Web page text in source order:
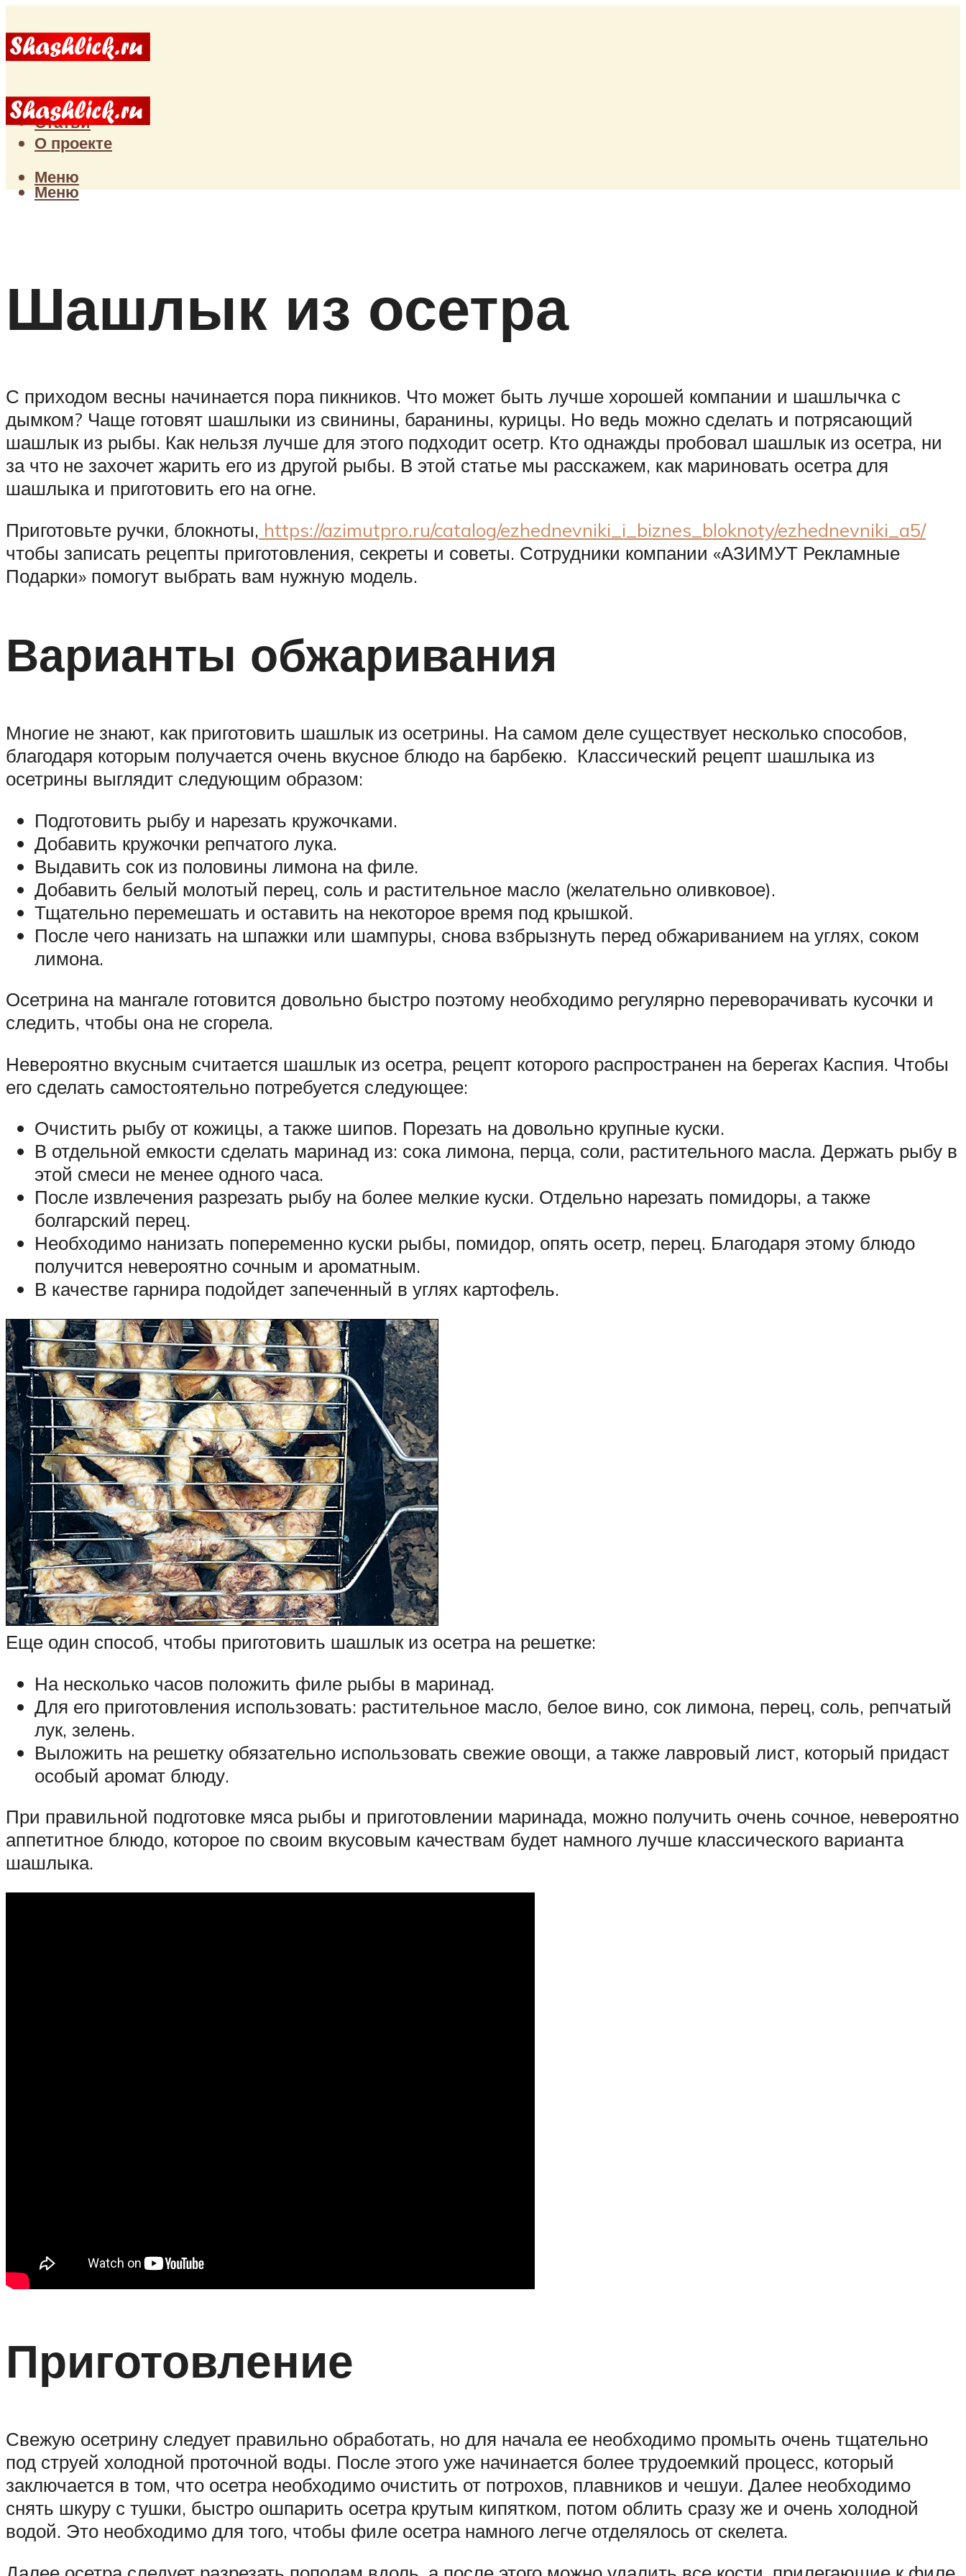
Главная
Статьи
О проекте
Меню
Меню
Шашлык из осетра
С приходом весны начинается пора пикников. Что может быть лучше хорошей компании и шашлычка с
дымком? Чаще готовят шашлыки из свинины, баранины, курицы. Но ведь можно сделать и потрясающий
шашлык из рыбы. Как нельзя лучше для этого подходит осетр. Кто однажды пробовал шашлык из осетра, ни
за что не захочет жарить его из другой рыбы. В этой статье мы расскажем, как мариновать осетра для
шашлыка и приготовить его на огне.
Приготовьте ручки, блокноты, https://azimutpro.ru/catalog/ezhednevniki_i_biznes_bloknoty/ezhednevniki_a5/
чтобы записать рецепты приготовления, секреты и советы. Сотрудники компании «АЗИМУТ Рекламные
Подарки» помогут выбрать вам нужную модель.
Варианты обжаривания
Многие не знают, как приготовить шашлык из осетрины. На самом деле существует несколько способов,
благодаря которым получается очень вкусное блюдо на барбекю. Классический рецепт шашлыка из
осетрины выглядит следующим образом:
Подготовить рыбу и нарезать кружочками.
Добавить кружочки репчатого лука.
Выдавить сок из половины лимона на филе.
Добавить белый молотый перец, соль и растительное масло (желательно оливковое).
Тщательно перемешать и оставить на некоторое время под крышкой.
После чего нанизать на шпажки или шампуры, снова взбрызнуть перед обжариванием на углях, соком
лимона.
Осетрина на мангале готовится довольно быстро поэтому необходимо регулярно переворачивать кусочки и
следить, чтобы она не сгорела.
Невероятно вкусным считается шашлык из осетра, рецепт которого распространен на берегах Каспия. Чтобы
его сделать самостоятельно потребуется следующее:
Очистить рыбу от кожицы, а также шипов. Порезать на довольно крупные куски.
В отдельной емкости сделать маринад из: сока лимона, перца, соли, растительного масла. Держать рыбу в
этой смеси не менее одного часа.
После извлечения разрезать рыбу на более мелкие куски. Отдельно нарезать помидоры, а также
болгарский перец.
Необходимо нанизать попеременно куски рыбы, помидор, опять осетр, перец. Благодаря этому блюдо
получится невероятно сочным и ароматным.
В качестве гарнира подойдет запеченный в углях картофель.
Еще один способ, чтобы приготовить шашлык из осетра на решетке:
На несколько часов положить филе рыбы в маринад.
Для его приготовления использовать: растительное масло, белое вино, сок лимона, перец, соль, репчатый
лук, зелень.
Выложить на решетку обязательно использовать свежие овощи, а также лавровый лист, который придаст
особый аромат блюду.
При правильной подготовке мяса рыбы и приготовлении маринада, можно получить очень сочное, невероятно
аппетитное блюдо, которое по своим вкусовым качествам будет намного лучше классического варианта
шашлыка.
Приготовление
Свежую осетрину следует правильно обработать, но для начала ее необходимо промыть очень тщательно
под струей холодной проточной воды. После этого уже начинается более трудоемкий процесс, который
заключается в том, что осетра необходимо очистить от потрохов, плавников и чешуи. Далее необходимо
снять шкуру с тушки, быстро ошпарить осетра крутым кипятком, потом облить сразу же и очень холодной
водой. Это необходимо для того, чтобы филе осетра намного легче отделялось от скелета.